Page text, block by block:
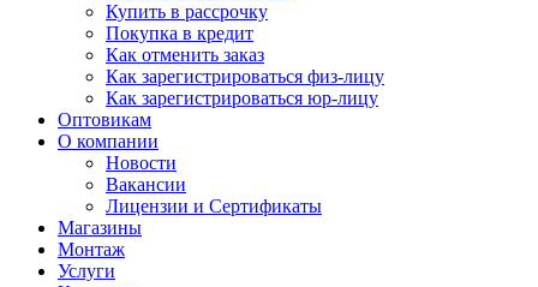
Купить в рассрочку
Покупка в кредит
Как отменить заказ
Как зарегистрироваться физ-лицу
Как зарегистрироваться юр-лицу
Оптовикам
О компании
Новости
Вакансии
Лицензии и Сертификаты
Магазины
Монтаж
Услуги